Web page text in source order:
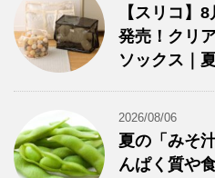
【スリコ】
発売！クリ
ソックス｜
2026/08/06
夏の「みそ
んぱく質や